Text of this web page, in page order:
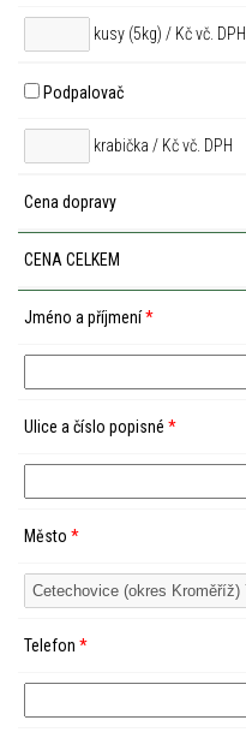
kusy (5kg) / Kč vč. DPH
Podpalovač
krabička / Kč vč. DPH
Cena dopravy
CENA CELKEM
Jméno a příjmení*
Ulice a číslo popisné *
Město *
Telefon *